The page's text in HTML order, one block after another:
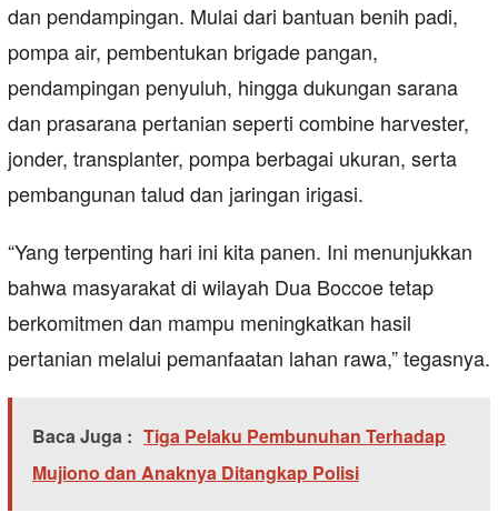
dan pendampingan. Mulai dari bantuan benih padi,
pompa air, pembentukan brigade pangan,
pendampingan penyuluh, hingga dukungan sarana
dan prasarana pertanian seperti combine harvester,
jonder, transplanter, pompa berbagai ukuran, serta
pembangunan talud dan jaringan irigasi.
“Yang terpenting hari ini kita panen. Ini menunjukkan
bahwa masyarakat di wilayah Dua Boccoe tetap
berkomitmen dan mampu meningkatkan hasil
pertanian melalui pemanfaatan lahan rawa,” tegasnya.
Baca Juga : Tiga Pelaku Pembunuhan Terhadap
Mujiono dan Anaknya Ditangkap Polisi